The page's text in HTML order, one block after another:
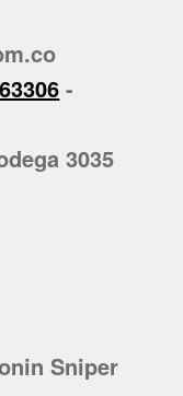
-
3035
Sniper